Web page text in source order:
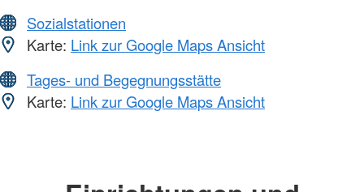
Sozialstationen
Karte: Link zur Google Maps Ansicht
Tages- und Begegnungsstätte
Karte: Link zur Google Maps Ansicht